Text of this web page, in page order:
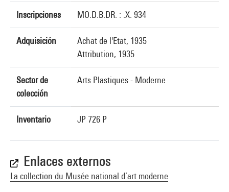
Inscripciones MO.D.B.DR. : .X. 934
Adquisición
Achat de l'Etat, 1935
Attribution, 1935
Sector de
colección
Arts Plastiques - Moderne
Inventario JP 726 P
Enlaces externos
La collection du Musée national d’art moderne